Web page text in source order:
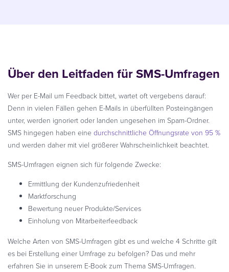
Über den Leitfaden für SMS-Umfragen
Wer per E-Mail um Feedback bittet, wartet oft vergebens darauf:
Denn in vielen Fällen gehen E-Mails in überfüllten Posteingängen
unter, werden ignoriert oder landen ungesehen im Spam-Ordner.
SMS hingegen haben eine durchschnittliche Öffnungsrate von 95 %
und werden daher mit viel größerer Wahrscheinlichkeit beachtet.
SMS-Umfragen eignen sich für folgende Zwecke:
Ermittlung der Kundenzufriedenheit
Marktforschung
Bewertung neuer Produkte/Services
Einholung von Mitarbeiterfeedback
Welche Arten von SMS-Umfragen gibt es und welche 4 Schritte gilt
es bei Erstellung einer Umfrage zu befolgen? Das und mehr
erfahren Sie in unserem E-Book zum Thema SMS-Umfragen.